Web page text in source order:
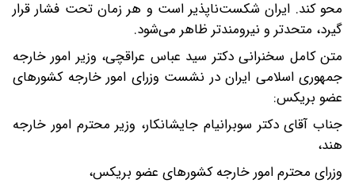
محو کند. ایران شکست‌ناپذیر است و هر زمان تحت فشار قرار
گیرد، متحدتر و نیرومندتر ظاهر می‌شود.
متن کامل سخنرانی دکتر سید عباس عراقچی، وزیر امور خارجه
جمهوری اسلامی ایران در نشست وزرای امور خارجه کشورهای
عضو بریکس:
جناب آقای دکتر سوبرانیام جایشانکار، وزیر محترم امور خارجه
هند،
وزرای محترم امور خارجه کشورهای عضو بریکس،